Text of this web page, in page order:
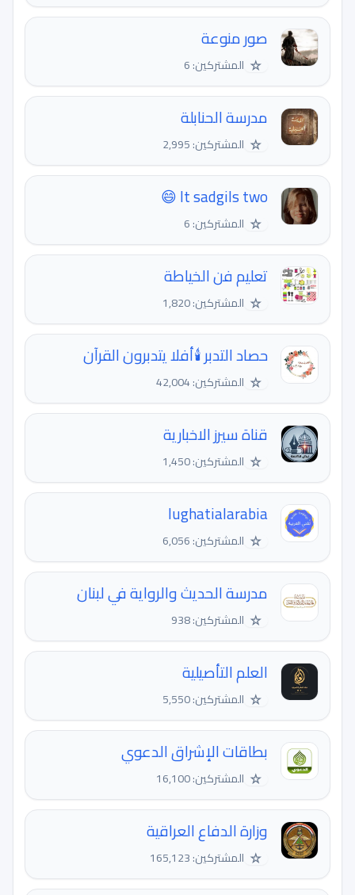
صور منوعة
☆ المشتركين: 6
مدرسة الحنابلة
☆ المشتركين: 2,995
It sadgils two 😄
☆ المشتركين: 6
تعليم فن الخياطة
☆ المشتركين: 1,820
حصاد التدبر 🕯️أفلا يتدبرون القرآن
☆ المشتركين: 42,004
قناة سيرز الاخبارية
☆ المشتركين: 1,450
lughatialarabia
☆ المشتركين: 6,056
مدرسة الحديث والرواية في لبنان
☆ المشتركين: 938
العلم التأصيلية
☆ المشتركين: 5,550
‏بطاقات الإشراق الدعوي
☆ المشتركين: 16,100
وزارة الدفاع العراقية
☆ المشتركين: 165,123